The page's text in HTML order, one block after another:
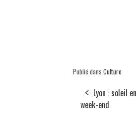
Publié dans Culture
Lyon : soleil
week-end